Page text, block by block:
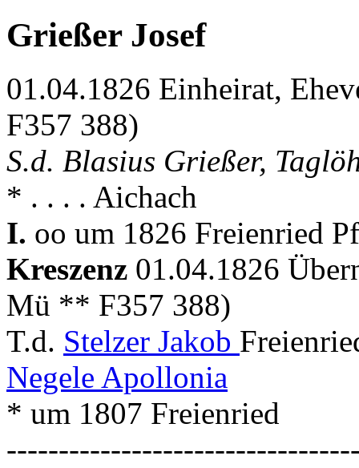
Grießer Josef
01.04.1826 Einheirat,
F357 388)
S.d. Blasius Grießer,
* . . . . Aichach
I. oo um 1826 Freienried
Kreszenz 01.04.1826
Mü ** F357 388)
T.d. Stelzer Jakob
Negele Apollonia
* um 1807 Freienried